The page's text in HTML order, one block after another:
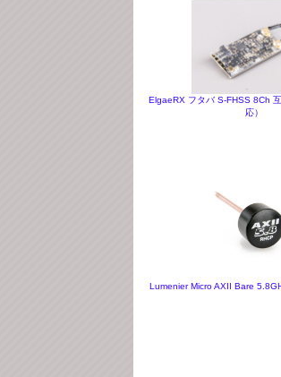
ElgaeRX フタバ S-FHSS 8Ch
応）
Lumenier Micro AXII Bare